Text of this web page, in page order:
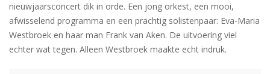
nieuwjaarsconcert dik in orde. Een jong orkest, een mooi,
afwisselend programma en een prachtig solistenpaar: Eva-Maria
Westbroek en haar man Frank van Aken. De uitvoering viel
echter wat tegen. Alleen Westbroek maakte echt indruk.